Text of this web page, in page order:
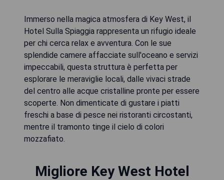
Immerso nella magica atmosfera di Key West, il
Hotel Sulla Spiaggia rappresenta un rifugio ideale
per chi cerca relax e avventura. Con le sue
splendide camere affacciate sull'oceano e servizi
impeccabili, questa struttura è perfetta per
esplorare le meraviglie locali, dalle vivaci strade
del centro alle acque cristalline pronte per essere
scoperte. Non dimenticate di gustare i piatti
freschi a base di pesce nei ristoranti circostanti,
mentre il tramonto tinge il cielo di colori
mozzafiato.
Migliore Key West Hotel